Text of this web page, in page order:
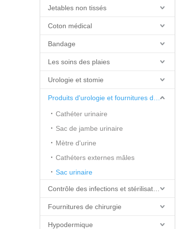
Jetables non tissés
Coton médical
Bandage
Les soins des plaies
Urologie et stomie
Cathéter urinaire
Sac de jambe urinaire
Mètre d'urine
Cathéters externes mâles
Sac urinaire
Fournitures de chirurgie
Hypodermique